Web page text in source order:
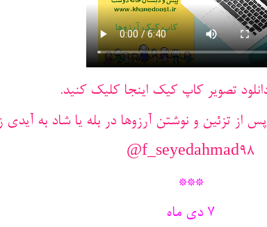
تصویر کاپ کیک اینجا کلیک کنید.
تزئین و نوشتن آرزوها در بله یا شاد به آیدی
f_seyedahmad98@
***
7 دی ماه